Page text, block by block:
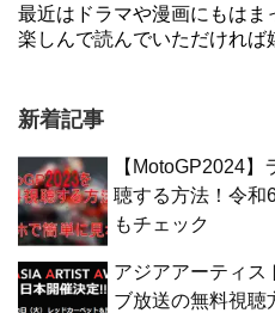
最近はドラマや漫画にもはま
楽しんで読んでいただければ
新着記事
【MotoGP2024
聴する方法！令和
もチェック
アジアアーティス
ブ放送の無料視聴